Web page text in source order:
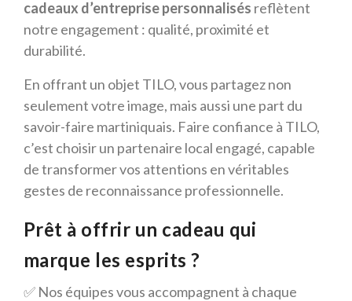
cadeaux d’entreprise personnalisés reflètent
notre engagement : qualité, proximité et
durabilité.
En offrant un objet TILO, vous partagez non
seulement votre image, mais aussi une part du
savoir-faire martiniquais. Faire confiance à TILO,
c’est choisir un partenaire local engagé, capable
de transformer vos attentions en véritables
gestes de reconnaissance professionnelle.
Prêt à offrir un cadeau qui
marque les esprits ?
✅ Nos équipes vous accompagnent à chaque